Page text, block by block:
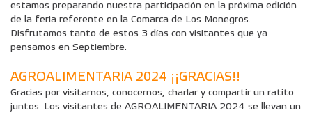
estamos preparando nuestra participación en la próxima edición
de la feria referente en la Comarca de Los Monegros.
Disfrutamos tanto de estos 3 días con visitantes que ya
pensamos en Septiembre.
AGROALIMENTARIA 2024 ¡¡GRACIAS!!
Gracias por visitarnos, conocernos, charlar y compartir un ratito
juntos. Los visitantes de AGROALIMENTARIA 2024 se llevan un